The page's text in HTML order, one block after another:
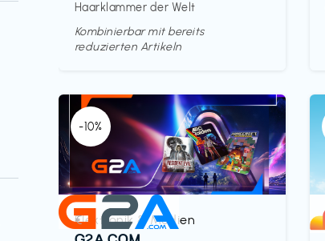
Haarklammer der Welt
Kombinierbar mit bereits
reduzierten Artikeln
-10%
Elektronik & Medien
€‎